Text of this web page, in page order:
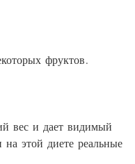
фруктов.
вес и дает видимый
на этой диете реальные